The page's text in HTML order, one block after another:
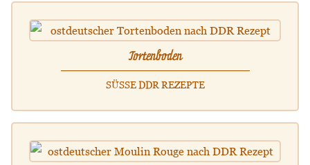
Tortenboden
SÜSSE DDR REZEPTE